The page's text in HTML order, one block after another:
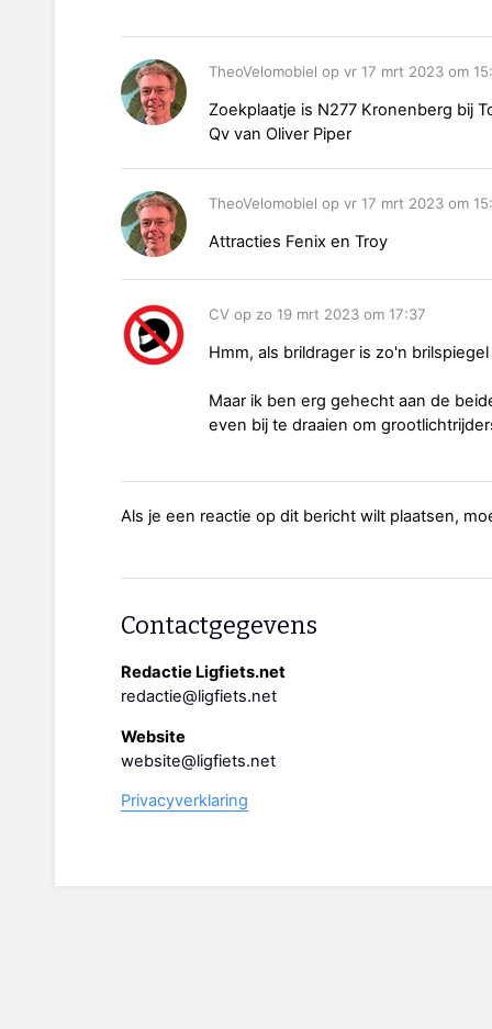
TheoVelomobiel op vr 17 mrt 2023 om
Zoekplaatje is N277 Kronenberg bij
Qv van Oliver Piper
TheoVelomobiel op vr 17 mrt 2023 om
Attracties Fenix en Troy
CV op zo 19 mrt 2023 om 17:37
Hmm, als brildrager is zo'n
Maar ik ben erg gehecht aan de
even bij te draaien om
Als je een reactie op dit bericht wilt plaatsen,
Contactgegevens
Redactie Ligfiets.net
redactie@ligfiets.net
Website
website@ligfiets.net
Privacyverklaring